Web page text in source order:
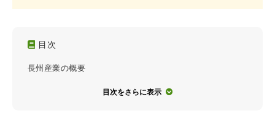
目次
長州産業の概要
目次をさらに表示